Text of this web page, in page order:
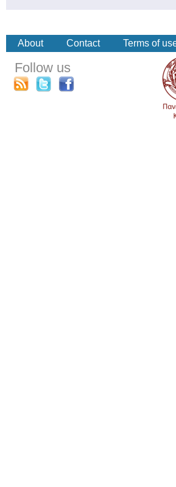
About Contact Terms of
Follow us